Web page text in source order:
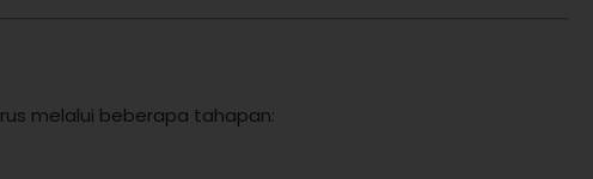
melalui beberapa tahapan: